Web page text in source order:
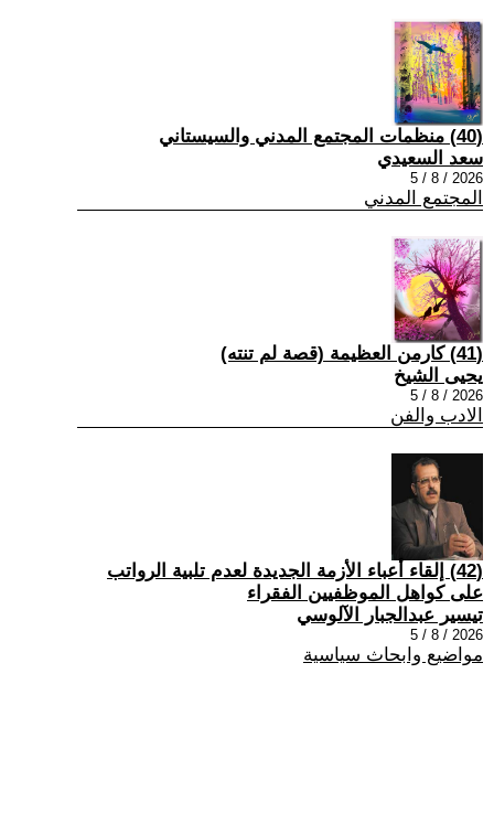
(40) منظمات المجتمع المدني والسيستاني
سعد السعيدي
2026 / 8 / 5
المجتمع المدني
(41) كارمن العظيمة (قصة لم تنته)
يحيى الشيخ
2026 / 8 / 5
الادب والفن
(42) إلقاء أعباء الأزمة الجديدة لعدم تلبية الرواتب
على كواهل الموظفيين الفقراء
تيسير عبدالجبار الآلوسي
2026 / 8 / 5
مواضيع وابحاث سياسية